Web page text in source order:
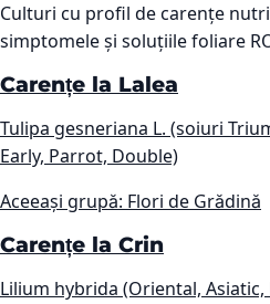
Culturi cu profil de carențe
simptomele și soluțiile foliare
Carențe la Lalea
Tulipa gesneriana L. (soiuri
Early, Parrot, Double)
Aceeași grupă: Flori de Grădină
Carențe la Crin
Lilium hybrida (Oriental,